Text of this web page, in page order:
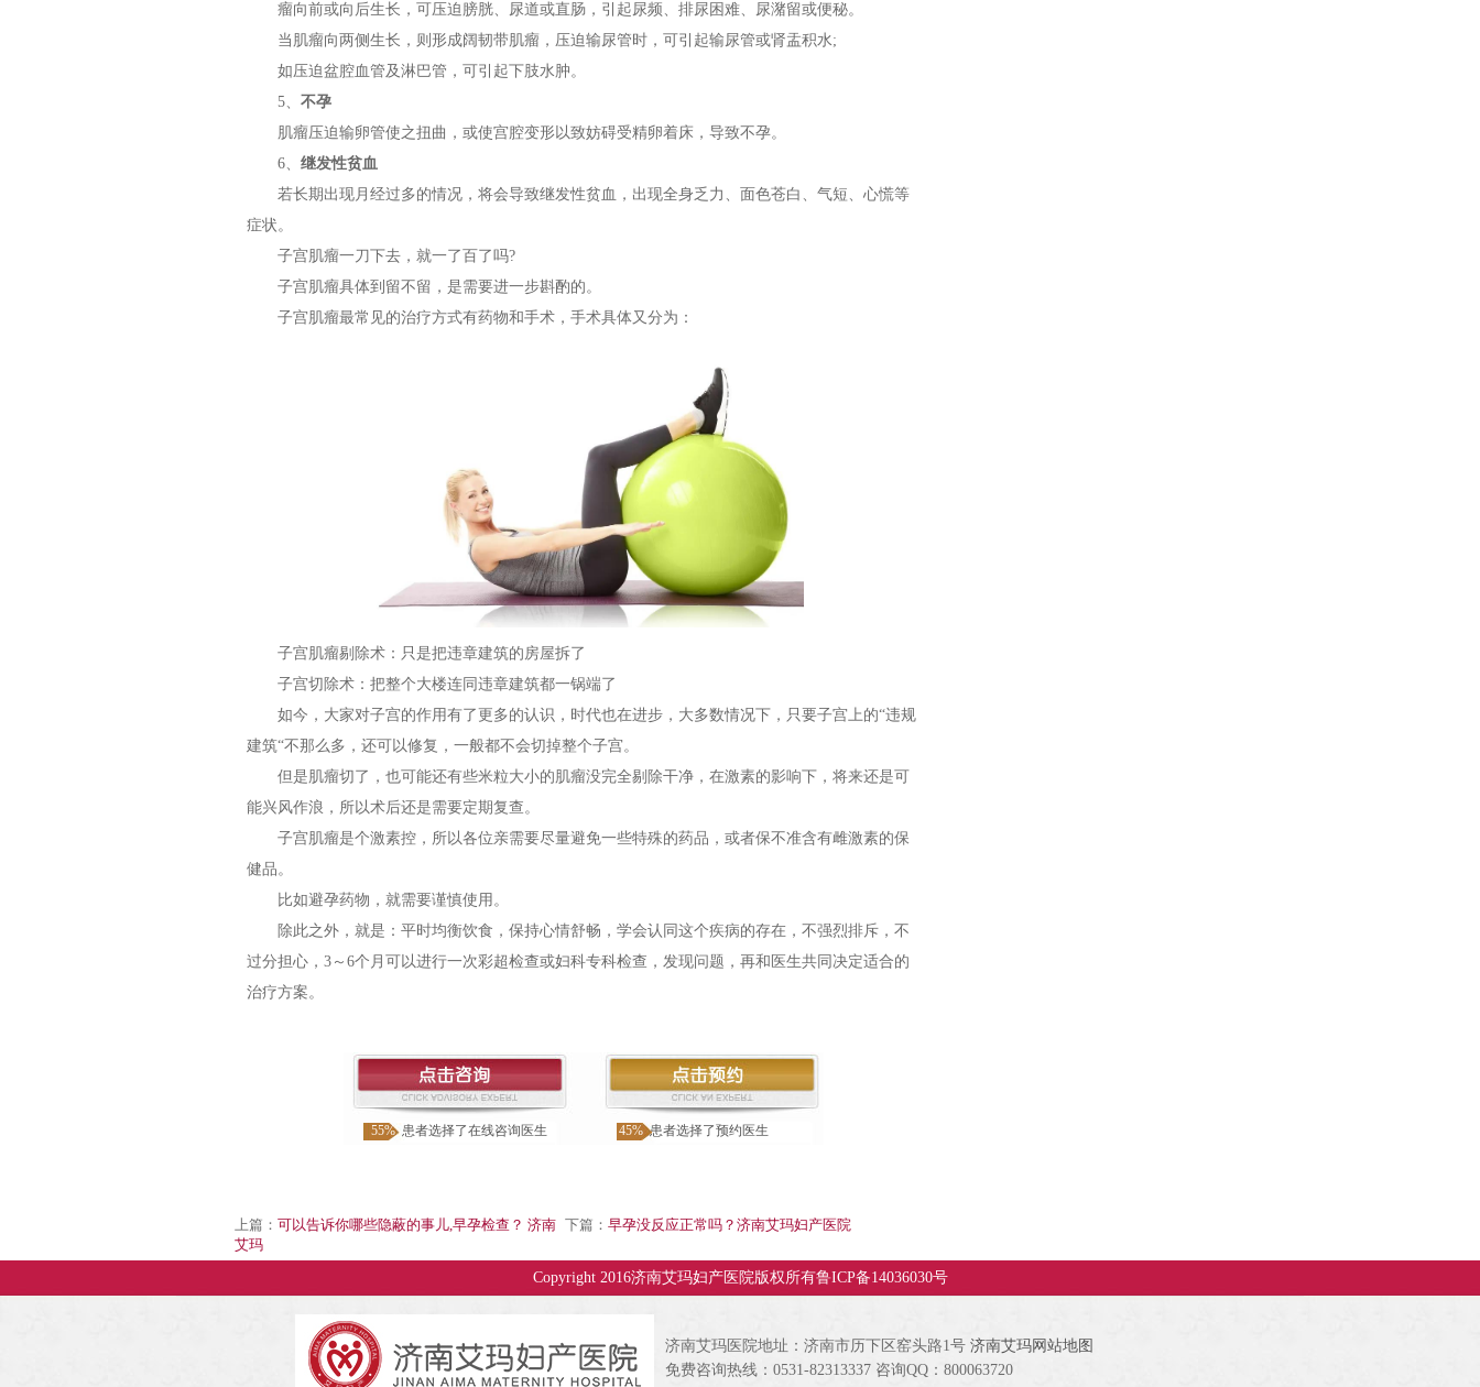
瘤向前或向后生长，可压迫膀胱、尿道或直肠，引起尿频、排尿困难、尿潴留或便秘。
当肌瘤向两侧生长，则形成阔韧带肌瘤，压迫输尿管时，可引起输尿管或肾盂积水;
如压迫盆腔血管及淋巴管，可引起下肢水肿。
5、 不孕
肌瘤压迫输卵管使之扭曲，或使宫腔变形以致妨碍受精卵着床，导致不孕。
6、 继发性贫血
若长期出现月经过多的情况，将会导致继发性贫血，出现全身乏力、面色苍白、气短、心慌等
症状。
子宫肌瘤一刀下去，就一了百了吗?
子宫肌瘤具体到留不留，是需要进一步斟酌的。
子宫肌瘤最常见的治疗方式有药物和手术，手术具体又分为：
子宫肌瘤剔除术：只是把违章建筑的房屋拆了
子宫切除术：把整个大楼连同违章建筑都一锅端了
如今，大家对子宫的作用有了更多的认识，时代也在进步，大多数情况下，只要子宫上的“违规
建筑“不那么多，还可以修复，一般都不会切掉整个子宫。
但是肌瘤切了，也可能还有些米粒大小的肌瘤没完全剔除干净，在激素的影响下，将来还是可
能兴风作浪，所以术后还是需要定期复查。
子宫肌瘤是个激素控，所以各位亲需要尽量避免一些特殊的药品，或者保不准含有雌激素的保
健品。
比如避孕药物，就需要谨慎使用。
除此之外，就是：平时均衡饮食，保持心情舒畅，学会认同这个疾病的存在，不强烈排斥，不
过分担心，3～6个月可以进行一次彩超检查或妇科专科检查，发现问题，再和医生共同决定适合的
治疗方案。
55%患者选择了在线咨询医生 45%患者选择了预约医生
上篇： 可以告诉你哪些隐蔽的事儿,早孕检查？ 济南
艾玛
下篇： 早孕没反应正常吗？济南艾玛妇产医院
Copyright 2016济南艾玛妇产医院版权所有鲁ICP备14036030号
济南艾玛医院地址：济南市历下区窑头路1号 济南艾玛网站地图
免费咨询热线：0531-82313337 咨询QQ：800063720